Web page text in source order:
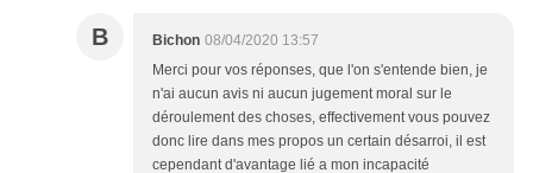
B Bichon 08/04/2020 13:57
Merci pour vos réponses, que l'on s'entende bien, je
n'ai aucun avis ni aucun jugement moral sur le
déroulement des choses, effectivement vous pouvez
donc lire dans mes propos un certain désarroi, il est
cependant d'avantage lié a mon incapacité